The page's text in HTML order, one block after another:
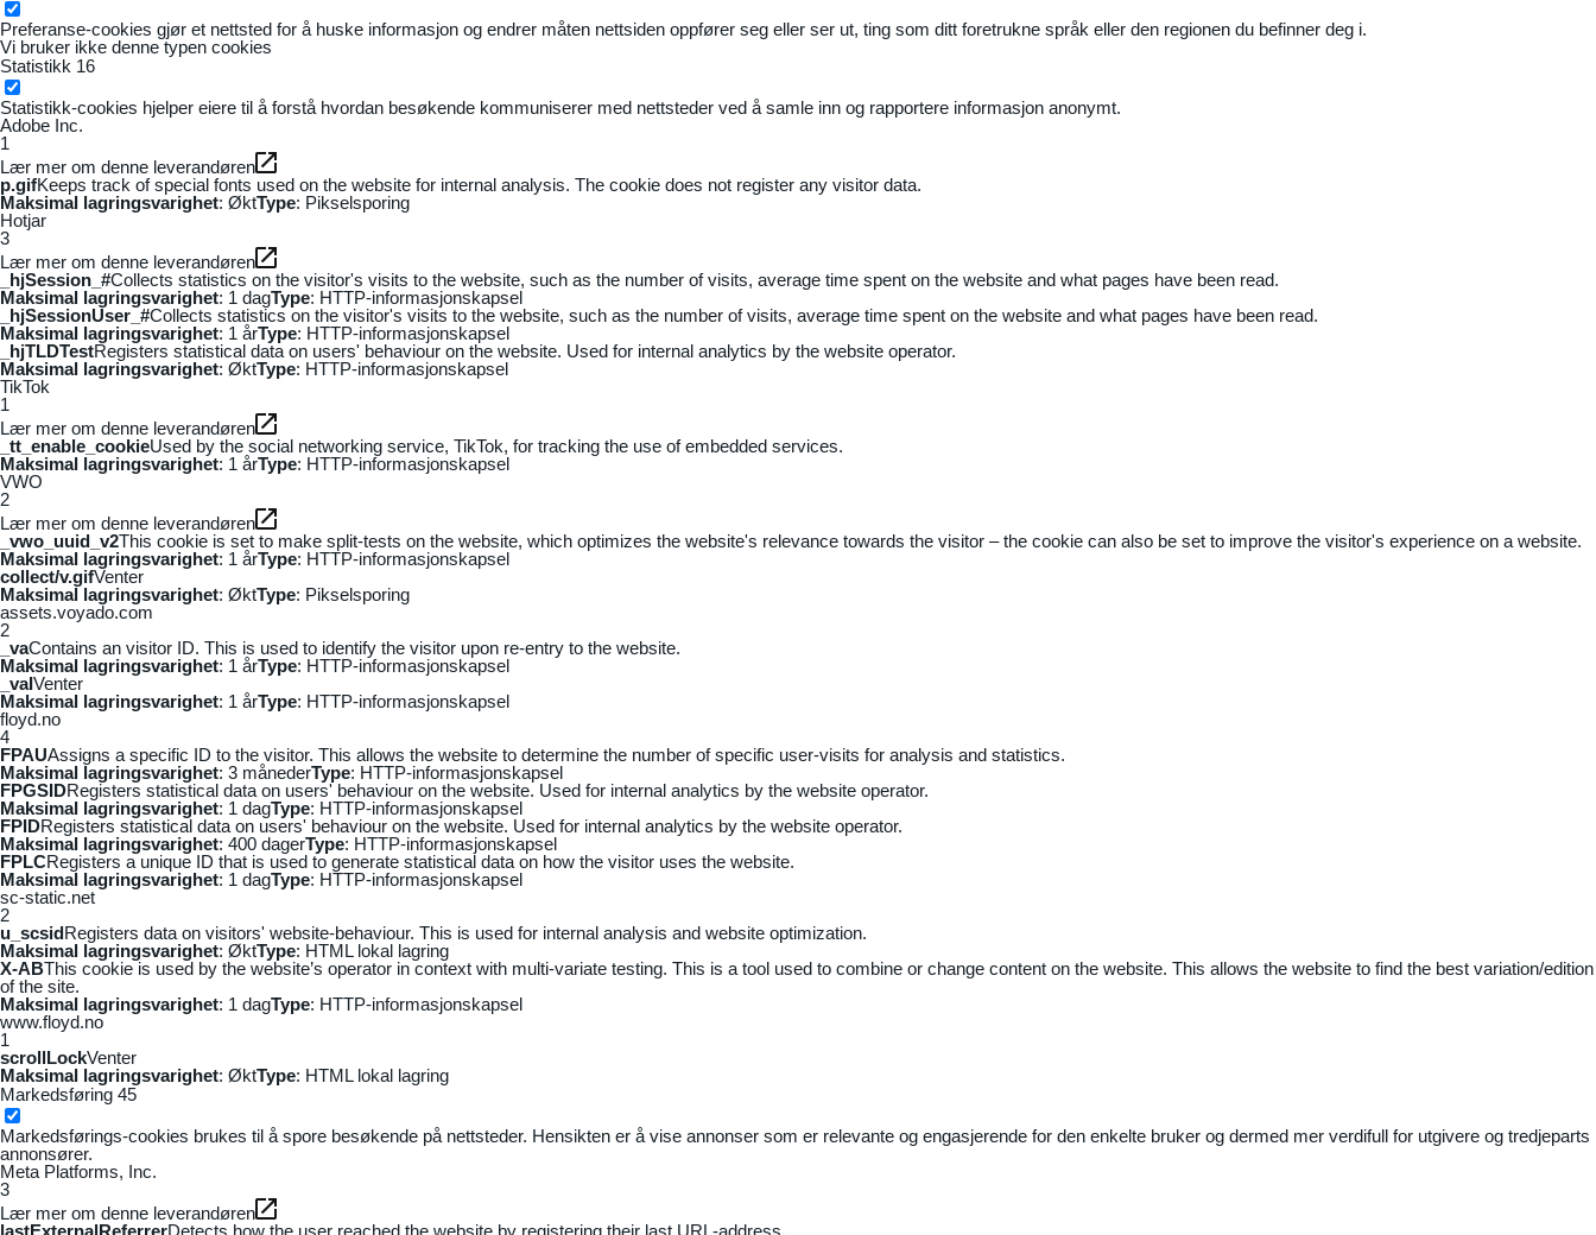
Preferanse-cookies gjør et nettsted for å huske informasjon og endrer måten nettsiden oppfører seg eller ser ut, ting som ditt foretrukne språk eller den regionen du befinner deg i.
Vi bruker ikke denne typen cookies
Statistikk 16
Statistikk-cookies hjelper eiere til å forstå hvordan besøkende kommuniserer med nettsteder ved å samle inn og rapportere informasjon anonymt.
Adobe Inc.
1
Lær mer om denne leverandøren
p.gifKeeps track of special fonts used on the website for internal analysis. The cookie does not register any visitor data.
Maksimal lagringsvarighet: ØktType: Pikselsporing
Hotjar
3
Lær mer om denne leverandøren
_hjSession_#Collects statistics on the visitor's visits to the website, such as the number of visits, average time spent on the website and what pages have been read.
Maksimal lagringsvarighet: 1 dagType: HTTP-informasjonskapsel
_hjSessionUser_#Collects statistics on the visitor's visits to the website, such as the number of visits, average time spent on the website and what pages have been read.
Maksimal lagringsvarighet: 1 årType: HTTP-informasjonskapsel
_hjTLDTestRegisters statistical data on users' behaviour on the website. Used for internal analytics by the website operator.
Maksimal lagringsvarighet: ØktType: HTTP-informasjonskapsel
TikTok
1
Lær mer om denne leverandøren
_tt_enable_cookieUsed by the social networking service, TikTok, for tracking the use of embedded services.
Maksimal lagringsvarighet: 1 årType: HTTP-informasjonskapsel
VWO
2
Lær mer om denne leverandøren
_vwo_uuid_v2This cookie is set to make split-tests on the website, which optimizes the website's relevance towards the visitor – the cookie can also be set to improve the visitor's experience on a website.
Maksimal lagringsvarighet: 1 årType: HTTP-informasjonskapsel
collect/v.gifVenter
Maksimal lagringsvarighet: ØktType: Pikselsporing
assets.voyado.com
2
_vaContains an visitor ID. This is used to identify the visitor upon re-entry to the website.
Maksimal lagringsvarighet: 1 årType: HTTP-informasjonskapsel
_vaIVenter
Maksimal lagringsvarighet: 1 årType: HTTP-informasjonskapsel
floyd.no
4
FPAUAssigns a specific ID to the visitor. This allows the website to determine the number of specific user-visits for analysis and statistics.
Maksimal lagringsvarighet: 3 månederType: HTTP-informasjonskapsel
FPGSIDRegisters statistical data on users' behaviour on the website. Used for internal analytics by the website operator.
Maksimal lagringsvarighet: 1 dagType: HTTP-informasjonskapsel
FPIDRegisters statistical data on users' behaviour on the website. Used for internal analytics by the website operator.
Maksimal lagringsvarighet: 400 dagerType: HTTP-informasjonskapsel
FPLCRegisters a unique ID that is used to generate statistical data on how the visitor uses the website.
Maksimal lagringsvarighet: 1 dagType: HTTP-informasjonskapsel
sc-static.net
2
u_scsidRegisters data on visitors' website-behaviour. This is used for internal analysis and website optimization.
Maksimal lagringsvarighet: ØktType: HTML lokal lagring
X-ABThis cookie is used by the website’s operator in context with multi-variate testing. This is a tool used to combine or change content on the website. This allows the website to find the best variation/edition
of the site.
Maksimal lagringsvarighet: 1 dagType: HTTP-informasjonskapsel
www.floyd.no
1
scrollLockVenter
Maksimal lagringsvarighet: ØktType: HTML lokal lagring
Markedsføring 45
Markedsførings-cookies brukes til å spore besøkende på nettsteder. Hensikten er å vise annonser som er relevante og engasjerende for den enkelte bruker og dermed mer verdifull for utgivere og tredjeparts
annonsører.
Meta Platforms, Inc.
3
Lær mer om denne leverandøren